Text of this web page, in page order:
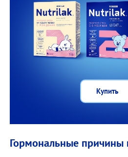
Купить
Гормональные причины